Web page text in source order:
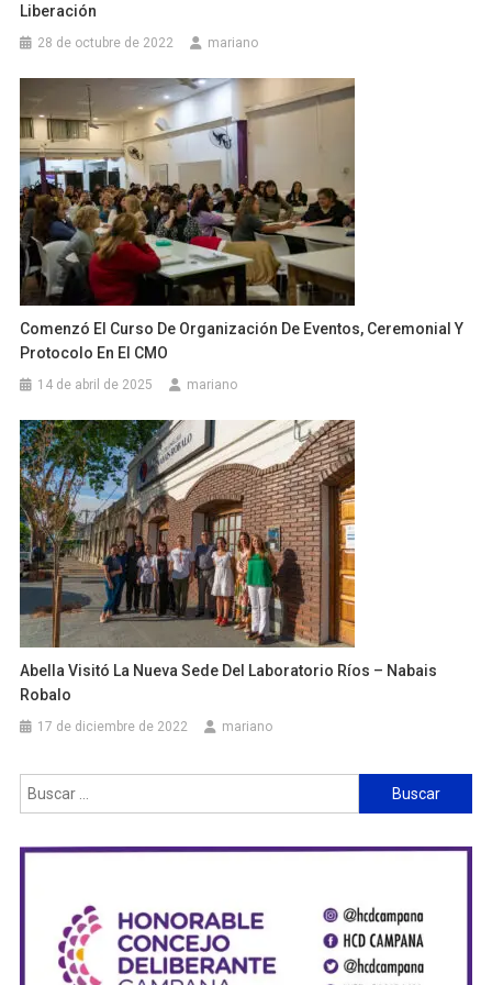
Liberación
28 de octubre de 2022 mariano
Comenzó El Curso De Organización De Eventos, Ceremonial Y
Protocolo En El CMO
14 de abril de 2025 mariano
Abella Visitó La Nueva Sede Del Laboratorio Ríos – Nabais
Robalo
17 de diciembre de 2022 mariano
Buscar: